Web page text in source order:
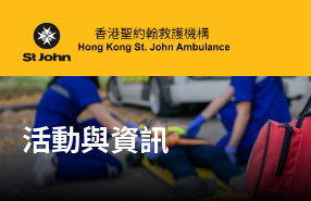
活動與資訊